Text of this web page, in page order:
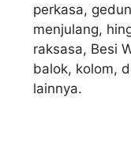
perkasa,
menjulang,
raksasa, Besi
balok, kolom,
lainnya.